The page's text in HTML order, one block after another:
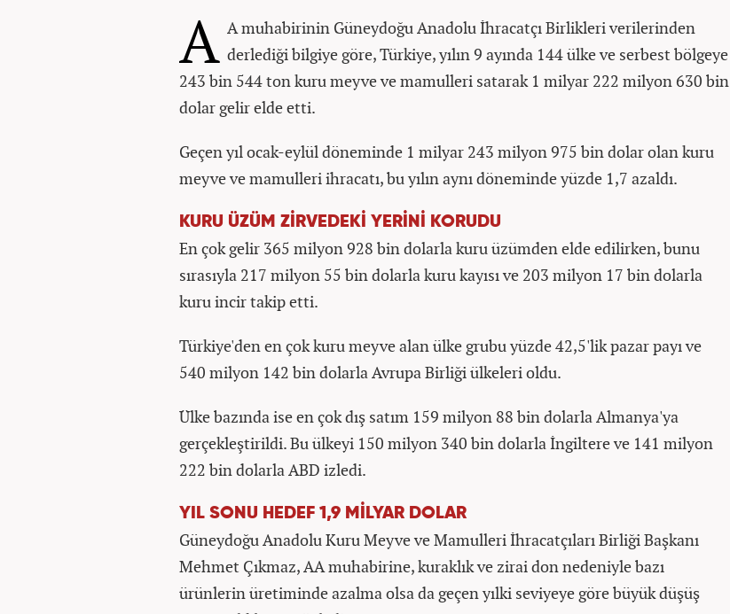
A A muhabirinin Güneydoğu Anadolu İhracatçı Birlikleri verilerinden
derlediği bilgiye göre, Türkiye, yılın 9 ayında 144 ülke ve serbest bölgeye
243 bin 544 ton kuru meyve ve mamulleri satarak 1 milyar 222 milyon 630 bin
dolar gelir elde etti.
Geçen yıl ocak-eylül döneminde 1 milyar 243 milyon 975 bin dolar olan kuru
meyve ve mamulleri ihracatı, bu yılın aynı döneminde yüzde 1,7 azaldı.
KURU ÜZÜM ZİRVEDEKİ YERİNİ KORUDU
En çok gelir 365 milyon 928 bin dolarla kuru üzümden elde edilirken, bunu
sırasıyla 217 milyon 55 bin dolarla kuru kayısı ve 203 milyon 17 bin dolarla
kuru incir takip etti.
Türkiye'den en çok kuru meyve alan ülke grubu yüzde 42,5'lik pazar payı ve
540 milyon 142 bin dolarla Avrupa Birliği ülkeleri oldu.
Ülke bazında ise en çok dış satım 159 milyon 88 bin dolarla Almanya'ya
gerçekleştirildi. Bu ülkeyi 150 milyon 340 bin dolarla İngiltere ve 141 milyon
222 bin dolarla ABD izledi.
YIL SONU HEDEF 1,9 MİLYAR DOLAR
Güneydoğu Anadolu Kuru Meyve ve Mamulleri İhracatçıları Birliği Başkanı
Mehmet Çıkmaz, AA muhabirine, kuraklık ve zirai don nedeniyle bazı
ürünlerin üretiminde azalma olsa da geçen yılki seviyeye göre büyük düşüş